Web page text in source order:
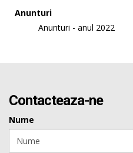
Anunturi
Anunturi - anul 2022
Contacteaza-ne
Nume